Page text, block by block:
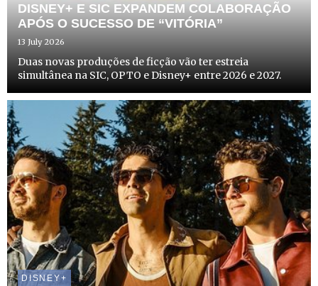
DISNEY+ E SIC EXPANDEM COLABORAÇÃO
APÓS O SUCESSO DE “VITÓRIA”
13 July 2026
Duas novas produções de ficção vão ter estreia
simultânea na SIC, OPTO e Disney+ entre 2026 e 2027.
DISNEY+